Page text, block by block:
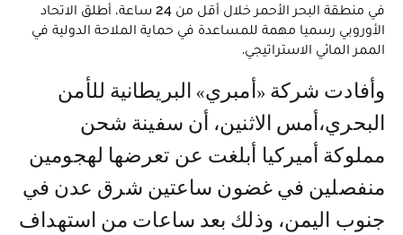
في منطقة البحر الأحمر خلال أقل من 24 ساعة، أطلق الاتحاد
الأوروبي رسميا مهمة للمساعدة في حماية الملاحة الدولية في
الممر المائي الاستراتيجي.
وأفادت شركة «أمبري» البريطانية للأمن
البحري،أمس الاثنين، أن سفينة شحن
مملوكة أميركيا أبلغت عن تعرضها لهجومين
منفصلين في غضون ساعتين شرق عدن في
جنوب اليمن، وذلك بعد ساعات من استهداف